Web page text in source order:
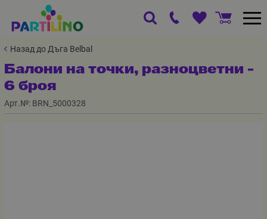
Назад до Дъга Belbal
Балони на точки, разноцветни -
6 броя
Арт.№: BRN_5000328